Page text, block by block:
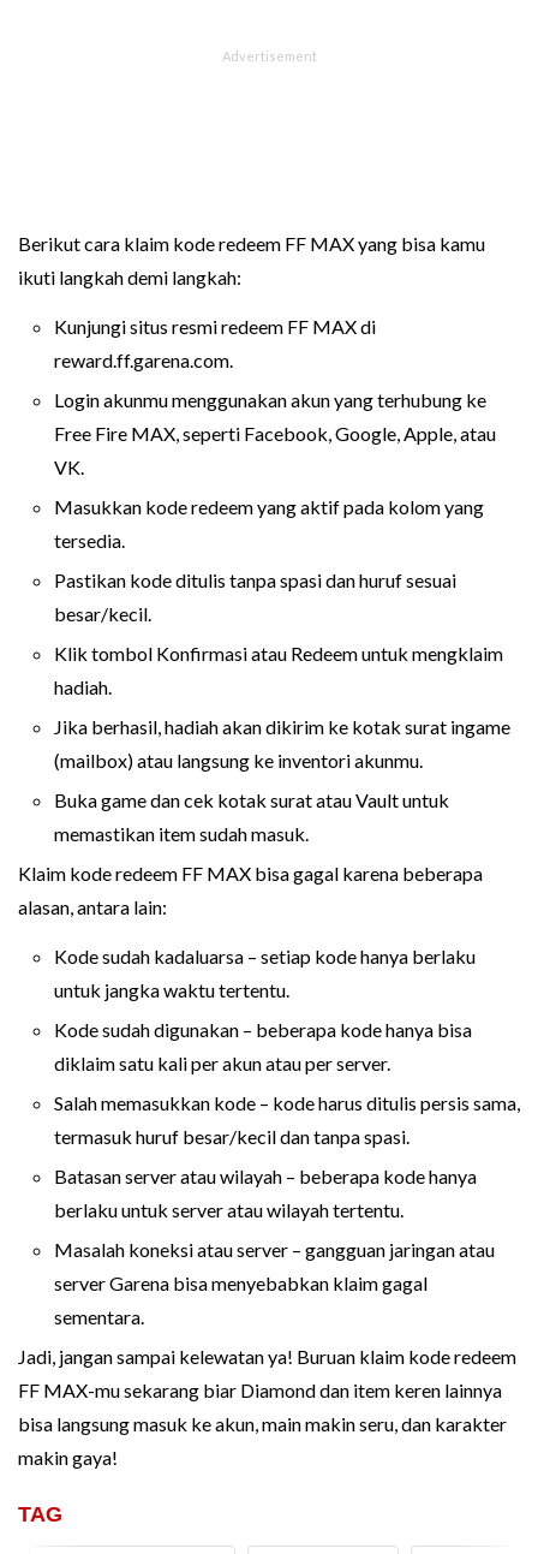
Berikut cara klaim kode redeem FF MAX yang bisa kamu
ikuti langkah demi langkah:
Kunjungi situs resmi redeem FF MAX di
reward.ff.garena.com.
Login akunmu menggunakan akun yang terhubung ke
Free Fire MAX, seperti Facebook, Google, Apple, atau
VK.
Masukkan kode redeem yang aktif pada kolom yang
tersedia.
Pastikan kode ditulis tanpa spasi dan huruf sesuai
besar/kecil.
Klik tombol Konfirmasi atau Redeem untuk mengklaim
hadiah.
Jika berhasil, hadiah akan dikirim ke kotak surat ingame
(mailbox) atau langsung ke inventori akunmu.
Buka game dan cek kotak surat atau Vault untuk
memastikan item sudah masuk.
Klaim kode redeem FF MAX bisa gagal karena beberapa
alasan, antara lain:
Kode sudah kadaluarsa – setiap kode hanya berlaku
untuk jangka waktu tertentu.
Kode sudah digunakan – beberapa kode hanya bisa
diklaim satu kali per akun atau per server.
Salah memasukkan kode – kode harus ditulis persis sama,
termasuk huruf besar/kecil dan tanpa spasi.
Batasan server atau wilayah – beberapa kode hanya
berlaku untuk server atau wilayah tertentu.
Masalah koneksi atau server – gangguan jaringan atau
server Garena bisa menyebabkan klaim gagal
sementara.
Jadi, jangan sampai kelewatan ya! Buruan klaim kode redeem
FF MAX-mu sekarang biar Diamond dan item keren lainnya
bisa langsung masuk ke akun, main makin seru, dan karakter
makin gaya!
TAG